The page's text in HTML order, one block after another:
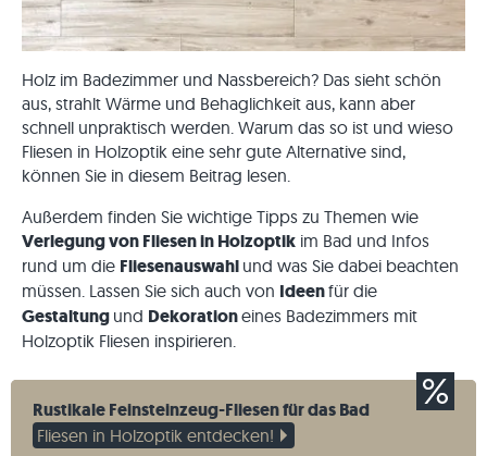
Holz im Badezimmer und Nassbereich? Das sieht schön
aus, strahlt Wärme und Behaglichkeit aus, kann aber
schnell unpraktisch werden. Warum das so ist und wieso
Fliesen in Holzoptik eine sehr gute Alternative sind,
können Sie in diesem Beitrag lesen.
Außerdem finden Sie wichtige Tipps zu Themen wie
Verlegung von Fliesen in Holzoptik im Bad und Infos
rund um die Fliesenauswahl und was Sie dabei beachten
müssen. Lassen Sie sich auch von Ideenfür die
Gestaltung und Dekorationeines Badezimmers mit
Holzoptik Fliesen inspirieren.
Rustikale Feinsteinzeug-Fliesen für das Bad
Fliesen in Holzoptik entdecken!